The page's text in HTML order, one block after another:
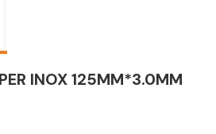
INOX 125MM*3.0MM